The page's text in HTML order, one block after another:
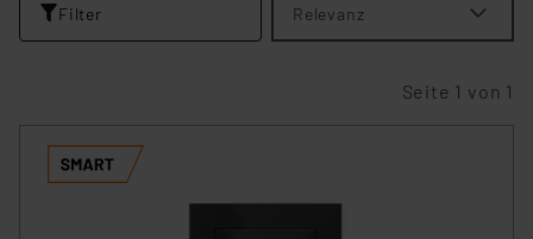
Filter Relevanz
Seite 1 von 1